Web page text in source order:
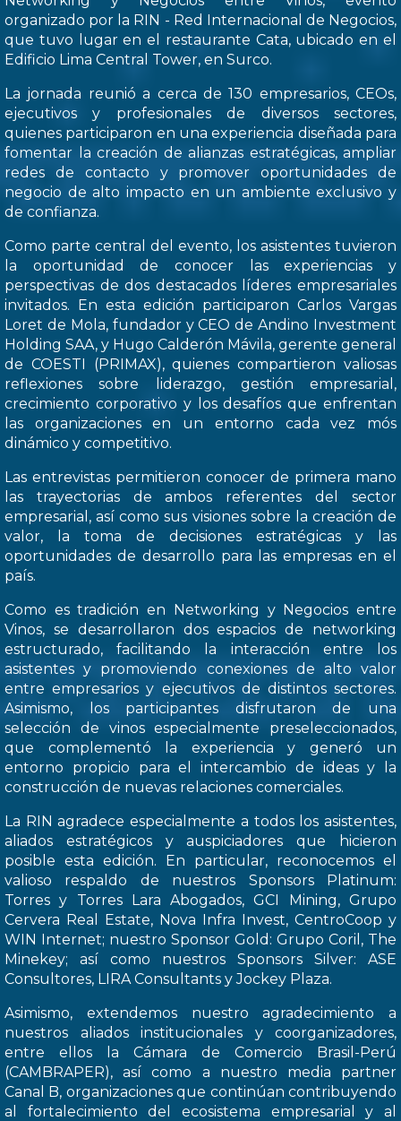
organizado por la RIN - Red Internacional de Negocios,
que tuvo lugar en el restaurante Cata, ubicado en el
Edificio Lima Central Tower, en Surco.
La jornada reunió a cerca de 130 empresarios, CEOs,
ejecutivos y profesionales de diversos sectores,
quienes participaron en una experiencia diseñada para
fomentar la creación de alianzas estratégicas, ampliar
redes de contacto y promover oportunidades de
negocio de alto impacto en un ambiente exclusivo y
de confianza.
Como parte central del evento, los asistentes tuvieron
la oportunidad de conocer las experiencias y
perspectivas de dos destacados líderes empresariales
invitados. En esta edición participaron Carlos Vargas
Loret de Mola, fundador y CEO de Andino Investment
Holding SAA, y Hugo Calderón Mávila, gerente general
de COESTI (PRIMAX), quienes compartieron valiosas
reflexiones sobre liderazgo, gestión empresarial,
crecimiento corporativo y los desafíos que enfrentan
las organizaciones en un entorno cada vez mós
dinámico y competitivo.
Las entrevistas permitieron conocer de primera mano
las trayectorias de ambos referentes del sector
empresarial, así como sus visiones sobre la creación de
valor, la toma de decisiones estratégicas y las
oportunidades de desarrollo para las empresas en el
país.
Como es tradición en Networking y Negocios entre
Vinos, se desarrollaron dos espacios de networking
estructurado, facilitando la interacción entre los
asistentes y promoviendo conexiones de alto valor
entre empresarios y ejecutivos de distintos sectores.
Asimismo, los participantes disfrutaron de una
selección de vinos especialmente preseleccionados,
que complementó la experiencia y generó un
entorno propicio para el intercambio de ideas y la
construcción de nuevas relaciones comerciales.
La RIN agradece especialmente a todos los asistentes,
aliados estratégicos y auspiciadores que hicieron
posible esta edición. En particular, reconocemos el
valioso respaldo de nuestros Sponsors Platinum:
Torres y Torres Lara Abogados, GCI Mining, Grupo
Cervera Real Estate, Nova Infra Invest, CentroCoop y
WIN Internet; nuestro Sponsor Gold: Grupo Coril, The
Minekey; así como nuestros Sponsors Silver: ASE
Consultores, LIRA Consultants y Jockey Plaza.
Asimismo, extendemos nuestro agradecimiento a
nuestros aliados institucionales y coorganizadores,
entre ellos la Cámara de Comercio Brasil-Perú
(CAMBRAPER), así como a nuestro media partner
Canal B, organizaciones que continúan contribuyendo
al fortalecimiento del ecosistema empresarial y al